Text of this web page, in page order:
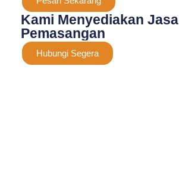
Kami Menyediakan Jasa
Pemasangan
Hubungi Segera